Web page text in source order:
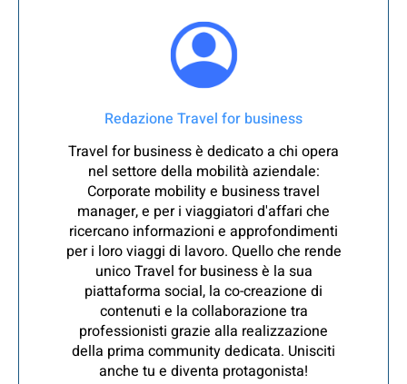
Redazione Travel for business
Travel for business è dedicato a chi opera
nel settore della mobilità aziendale:
Corporate mobility e business travel
manager, e per i viaggiatori d'affari che
ricercano informazioni e approfondimenti
per i loro viaggi di lavoro. Quello che rende
unico Travel for business è la sua
piattaforma social, la co-creazione di
contenuti e la collaborazione tra
professionisti grazie alla realizzazione
della prima community dedicata. Unisciti
anche tu e diventa protagonista!